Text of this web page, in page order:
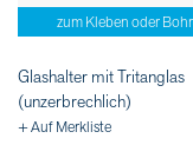
zum Kleben oder
Glashalter mit Tritanglas
(unzerbrechlich)
+ Auf Merkliste